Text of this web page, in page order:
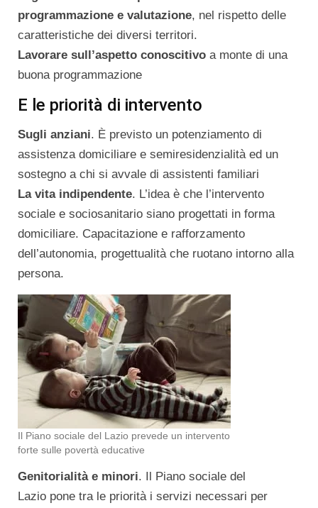
programmazione e valutazione, nel rispetto delle
caratteristiche dei diversi territori.
Lavorare sull’aspetto conoscitivo a monte di una
buona programmazione
E le priorità di intervento
Sugli anziani. È previsto un potenziamento di
assistenza domiciliare e semiresidenzialità ed un
sostegno a chi si avvale di assistenti familiari
La vita indipendente. L’idea è che l’intervento
sociale e sociosanitario siano progettati in forma
domiciliare. Capacitazione e rafforzamento
dell’autonomia, progettualità che ruotano intorno alla
persona.
Il Piano sociale del Lazio prevede un intervento
forte sulle povertà educative
Genitorialità e minori. Il Piano sociale del
Lazio pone tra le priorità i servizi necessari per